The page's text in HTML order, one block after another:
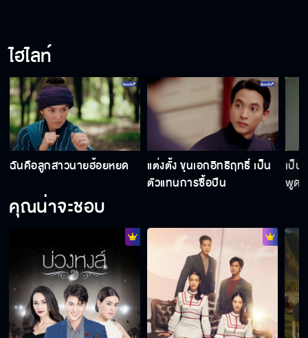
ไฮไลท์
ฉันคือลูกสาวนายฮ้อยหยด
แต่งตั้ง ขุนเอกอิทธิฤทธิ์ เป็น
ตัวแทนการซื้อปืน
เป็
พูด
คุณน่าจะชอบ